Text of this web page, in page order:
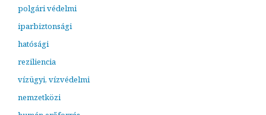
polgári védelmi
iparbiztonsági
hatósági
reziliencia
vízügyi, vízvédelmi
nemzetközi